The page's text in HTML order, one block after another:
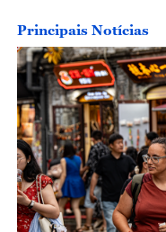
Principais Notícias